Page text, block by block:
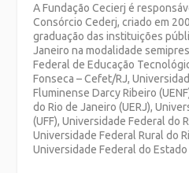
A Fundação Cecierj é
Consórcio Cederj, criado em
graduação das instituições
Janeiro na modalidade
Federal de Educação
Fonseca – Cefet/RJ,
Fluminense Darcy Ribeiro
do Rio de Janeiro (UERJ),
(UFF), Universidade Federal do
Universidade Federal Rural do
Universidade Federal do Estado